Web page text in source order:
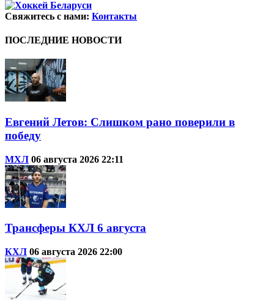
Свяжитесь с нами: Контакты
ПОСЛЕДНИЕ НОВОСТИ
Евгений Летов: Слишком рано поверили в
победу
МХЛ 06 августа 2026 22:11
Трансферы КХЛ 6 августа
КХЛ 06 августа 2026 22:00